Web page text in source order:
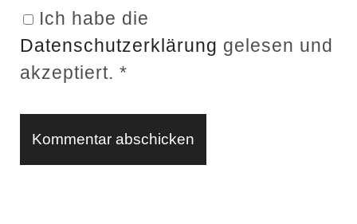
R
L
Ich habe die
Datenschutzerklärung gelesen und
akzeptiert. *